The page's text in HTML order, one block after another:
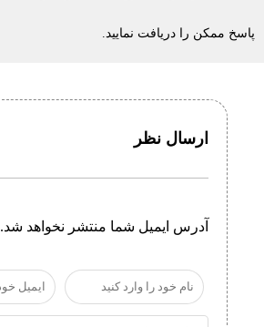
پاسخ ممکن را دریافت نمایید.
ارسال نظر
آدرس ایمیل شما منتشر نخواهد شد.